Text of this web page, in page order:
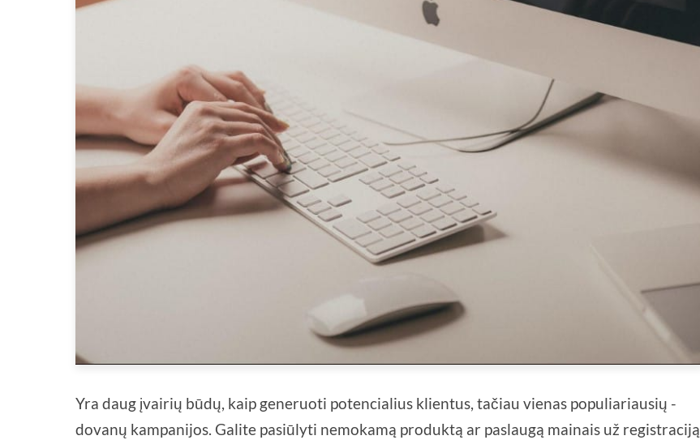
Yra daug įvairių būdų, kaip generuoti potencialius klientus, tačiau vienas populiariausių -
dovanų kampanijos. Galite pasiūlyti nemokamą produktą ar paslaugą mainais už registraciją